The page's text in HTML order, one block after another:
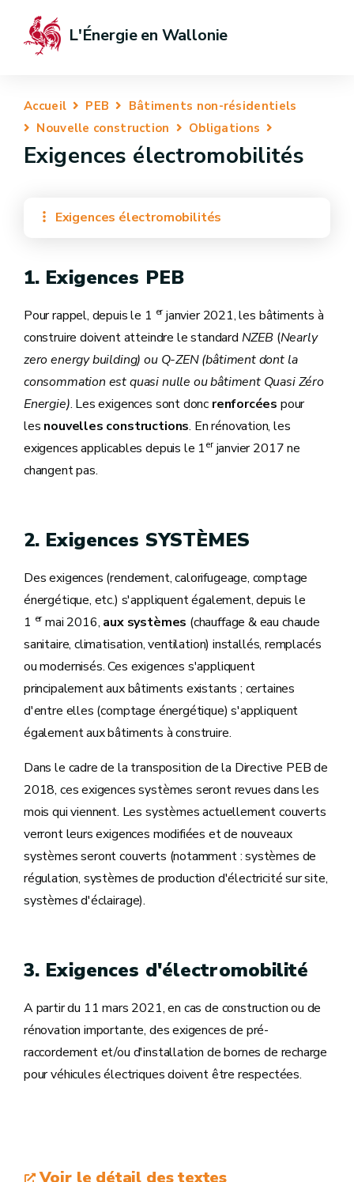
L'Énergie en Wallonie
Accueil PEB
Bâtiments non-résidentiels
Nouvelle construction
Obligations
Exigences électromobilités
Exigences électromobilités
1. Exigences PEB
Pour rappel, depuis le 1 erjanvier 2021, les bâtiments à
construire doivent atteindre le standard NZEB(Nearly
zero energy building) ou Q-ZEN (bâtiment dont la
consommation est quasi nulle ou bâtiment Quasi Zéro
Energie). Les exigences sont donc renforcées pour
les nouvelles constructions. En rénovation, les
exigences applicables depuis le 1erjanvier 2017 ne
changent pas.
2. Exigences SYSTÈMES
Des exigences (rendement, calorifugeage, comptage
énergétique, etc.) s'appliquent également, depuis le
1 ermai 2016, aux systèmes (chauffage & eau chaude
sanitaire, climatisation, ventilation) installés, remplacés
ou modernisés. Ces exigences s'appliquent
principalement aux bâtiments existants ; certaines
d'entre elles (comptage énergétique) s'appliquent
également aux bâtiments à construire.
Dans le cadre de la transposition de la Directive PEB de
2018, ces exigences systèmes seront revues dans les
mois qui viennent. Les systèmes actuellement couverts
verront leurs exigences modifiées et de nouveaux
systèmes seront couverts (notamment : systèmes de
régulation, systèmes de production d'électricité sur site,
systèmes d'éclairage).
3. Exigences d'électromobilité
A partir du 11 mars 2021, en cas de construction ou de
rénovation importante, des exigences de pré-
raccordement et/ou d'installation de bornes de recharge
pour véhicules électriques doivent être respectées.
Voir le détail des textes